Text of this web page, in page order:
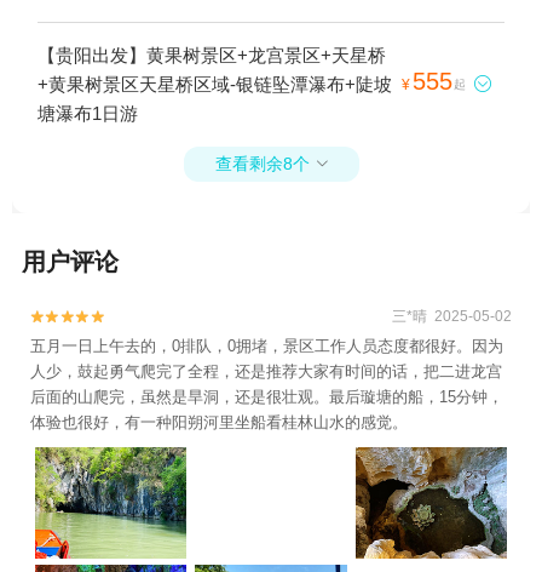
【贵阳出发】黄果树景区+龙宫景区+天星桥
+黄果树景区天星桥区域-银链坠潭瀑布+陡坡
塘瀑布1日游
¥ 555起 
查看剩余8个 
用户评论

 三*晴 2025-05-02
五月一日上午去的，0排队，0拥堵，景区工作人员态度都很好。因为
人少，鼓起勇气爬完了全程，还是推荐大家有时间的话，把二进龙宫
后面的山爬完，虽然是旱洞，还是很壮观。最后璇塘的船，15分钟，
体验也很好，有一种阳朔河里坐船看桂林山水的感觉。